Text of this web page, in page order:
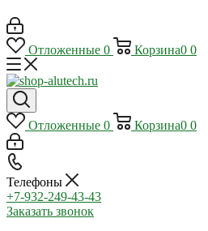
Отложенные 0 Корзина0 0
Отложенные 0 Корзина0 0
Телефоны
+7-932-249-43-43
Заказать звонок